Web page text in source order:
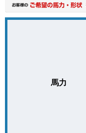
馬力